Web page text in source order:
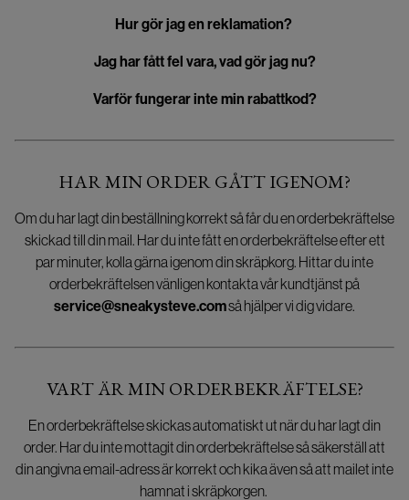
Hur gör jag en reklamation?
Jag har fått fel vara, vad gör jag nu?
Varför fungerar inte min rabattkod?
HAR MIN ORDER GÅTT IGENOM?
Om du har lagt din beställning korrekt så får du en orderbekräftelse
skickad till din mail. Har du inte fått en orderbekräftelse efter ett
par minuter, kolla gärna igenom din skräpkorg. Hittar du inte
orderbekräftelsen vänligen kontakta vår kundtjänst på
service@sneakysteve.comså hjälper vi dig vidare.
VART ÄR MIN ORDERBEKRÄFTELSE?
En orderbekräftelse skickas automatiskt ut när du har lagt din
order. Har du inte mottagit din orderbekräftelse så säkerställ att
din angivna email-adress är korrekt och kika även så att mailet inte
hamnat i skräpkorgen.